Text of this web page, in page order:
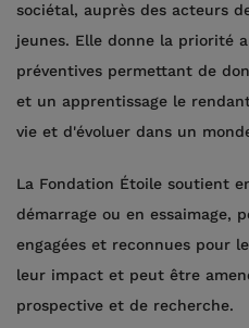
sociétal, auprès des acteurs
jeunes. Elle donne la priorité
préventives permettant de
et un apprentissage le
vie et d'évoluer dans un
La Fondation Étoile soutient
démarrage ou en essaimage,
engagées et reconnues pour
leur impact et peut être
prospective et de recherche.